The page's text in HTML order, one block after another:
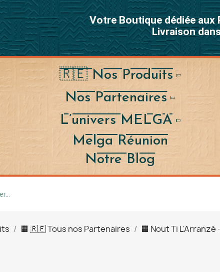
Votre Boutique dédiée
Livraison
🇷🇪 Nos Produits
Nos Partenaires
L’univers MELGA
Melga Réunion
Notre Blog
🟧 🇷🇪 Tous nos Partenaires 🟧 Nout Ti L'Arranzé